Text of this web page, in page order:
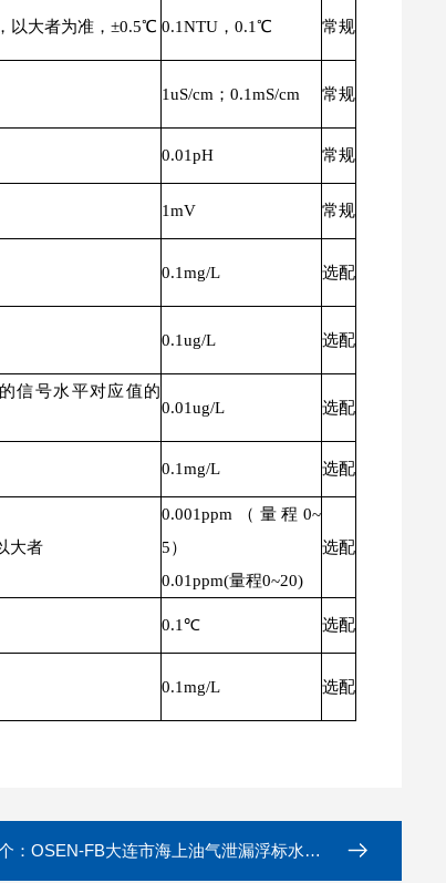
以大者为准，±0.5℃ 0.1NTU，0.1℃ 常规
1uS/cm；0.1mS/cm 常规
0.01pH 常规
1mV 常规
0.1mg/L 选配
0.1ug/L 选配
信号水平对应值的
0.01ug/L 选配
0.1mg/L 选配
大者
0.001ppm（量程0~
5）
0.01ppm(量程0~20)
选配
0.1℃ 选配
0.1mg/L 选配
： OSEN-FB大连市海上油气泄漏浮标水质在线监测系统